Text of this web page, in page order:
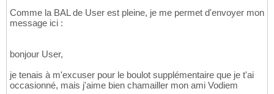
Comme la BAL de User est pleine, je me permet d'envoyer mon
message ici :
bonjour User,
je tenais à m'excuser pour le boulot supplémentaire que je t'ai
occasionné, mais j'aime bien chamailler mon ami Vodiem